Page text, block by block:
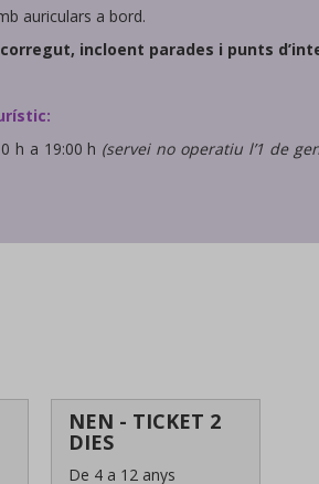
auriculars a bord.
incloent parades i punts
h a 19:00 h (servei no operatiu l’1 de
NEN - TICKET 2
DIES
De 4 a 12 anys